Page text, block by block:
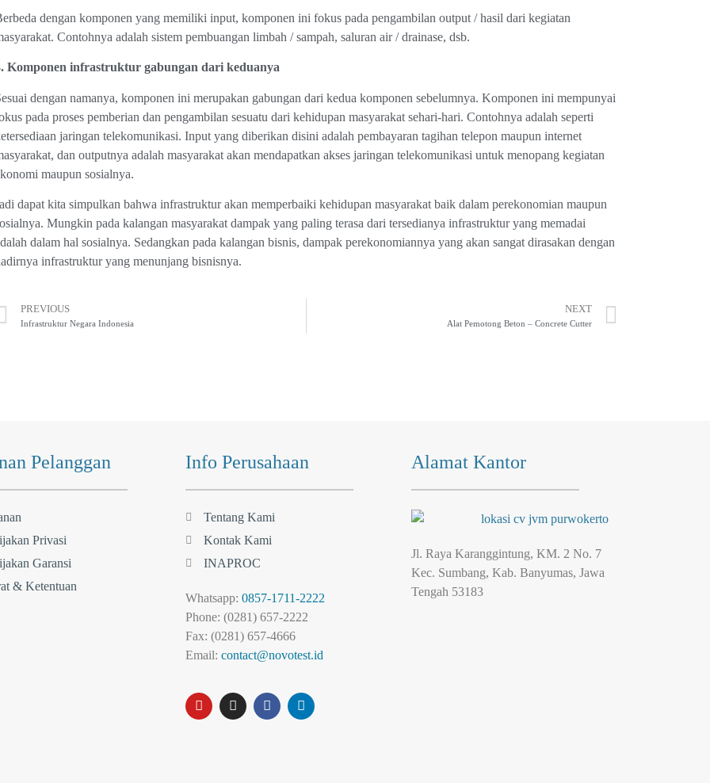
dengan komponen yang memiliki input, komponen ini fokus pada pengambilan output / hasil dari kegiatan
Contohnya adalah sistem pembuangan limbah / sampah, saluran air / drainase, dsb.
Komponen infrastruktur gabungan dari keduanya
dengan namanya, komponen ini merupakan gabungan dari kedua komponen sebelumnya. Komponen ini mempunyai
pada proses pemberian dan pengambilan sesuatu dari kehidupan masyarakat sehari-hari. Contohnya adalah seperti
jaringan telekomunikasi. Input yang diberikan disini adalah pembayaran tagihan telepon maupun internet
dan outputnya adalah masyarakat akan mendapatkan akses jaringan telekomunikasi untuk menopang kegiatan
maupun sosialnya.
dapat kita simpulkan bahwa infrastruktur akan memperbaiki kehidupan masyarakat baik dalam perekonomian maupun
Mungkin pada kalangan masyarakat dampak yang paling terasa dari tersedianya infrastruktur yang memadai
dalam hal sosialnya. Sedangkan pada kalangan bisnis, dampak perekonomiannya yang akan sangat dirasakan dengan
infrastruktur yang menunjang bisnisnya.
PREVIOUS
Infrastruktur Negara Indonesia
NEXT
Alat Pemotong Beton – Concrete Cutter
Pelanggan
Privasi
Garansi
& Ketentuan
Info Perusahaan
Tentang Kami
Kontak Kami
INAPROC
Whatsapp: 0857-1711-2222
Phone: (0281) 657-2222
Fax: (0281) 657-4666
Email: contact@novotest.id
Alamat Kantor
Jl. Raya Karanggintung, KM. 2 No. 7
Kec. Sumbang, Kab. Banyumas, Jawa
Tengah 53183